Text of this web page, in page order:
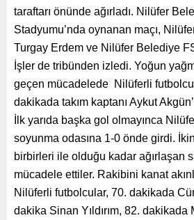
taraftarı önünde ağırladı. Nilüfer
Stadyumu’nda oynanan maçı,
Turgay Erdem ve Nilüfer Belediye
İşler de tribünden izledi. Yoğun
geçen mücadelede Nilüferli
dakikada takım kaptanı Aykut
İlk yarıda başka gol olmayınca
soyunma odasına 1-0 önde girdi.
birbirleri ile olduğu kadar ağırlaşan
mücadele ettiler. Rakibini kanat
Nilüferli futbolcular, 70. dakikada
dakika Sinan Yıldırım, 82. dakikada